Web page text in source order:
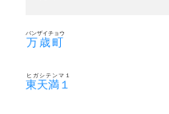
万歳町
バンザイチョウ
東天満１
ヒガシテンマ１